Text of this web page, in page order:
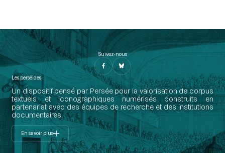
Suivez-nous
Les perséides
Un dispositif pensé par Persée pour la valorisation de corpus
textuels et iconographiques numérisés construits en
partenariat avec des équipes de recherche et des institutions
documentaires.
En savoir plus